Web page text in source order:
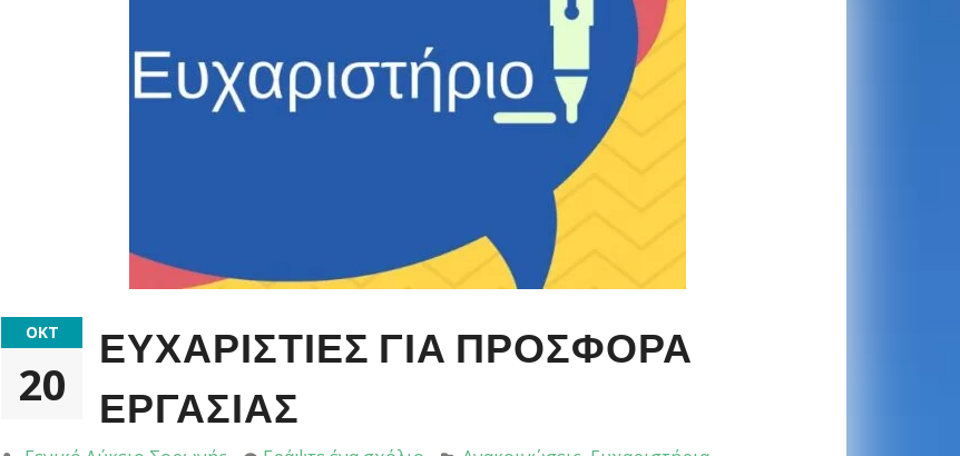
ΟΚΤ
20
ΕΥΧΑΡΙΣΤΊΕΣ ΓΙΑ ΠΡΟΣΦΟΡΆ
ΕΡΓΑΣΊΑΣ